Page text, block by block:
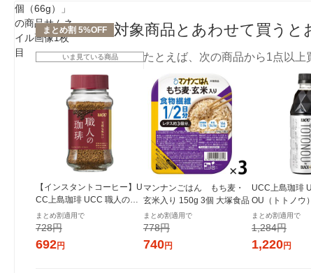
まとめ割 5%OFF 対象商品とあわせて買うと
いま見ている商品
【インスタントコーヒー】U
CC上島珈琲 UCC 職人の珈
琲 芳醇な味わい 瓶 1個（66
g）
まとめ割適用で
728円
692円
たとえば、次の商品から1点以上
マンナンごはん もち麦・
玄米入り 150g 3個 大塚食品
まとめ割適用で
778円
740円
UCC上島珈琲
OU（トトノウ
無糖 500ml 1セ
まとめ割適用で
1,284円
1,220円